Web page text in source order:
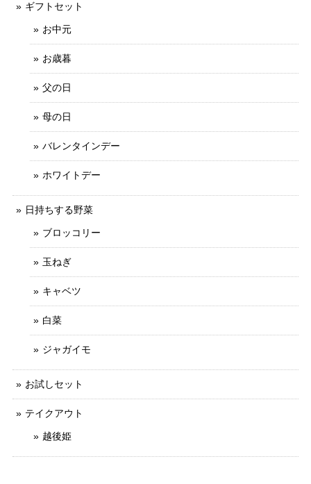
ギフトセット
お中元
お歳暮
父の日
母の日
バレンタインデー
ホワイトデー
日持ちする野菜
ブロッコリー
玉ねぎ
キャベツ
白菜
ジャガイモ
お試しセット
テイクアウト
越後姫